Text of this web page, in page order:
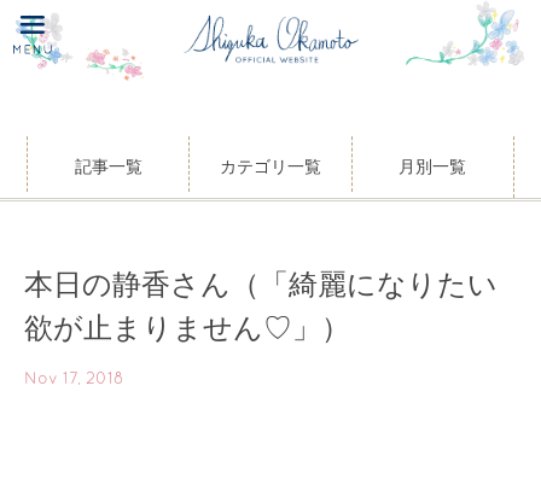
記事一覧 カテゴリ一覧 月別一覧
本日の静香さん（「綺麗になりたい
欲が止まりません♡」）
Nov 17, 2018